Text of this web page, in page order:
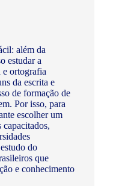
além da
estudar a
e ortografia
da escrita e
de formação de
Por isso, para
escolher um
do
que
e conhecimento